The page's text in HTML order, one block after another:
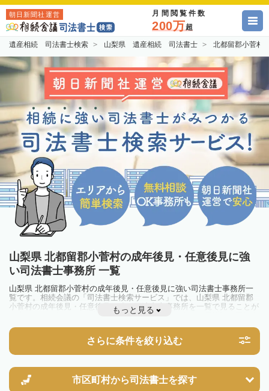
朝日新聞社運営 月間閲覧件数
200万超
遺産相続 司法書士検索 山梨県 遺産相続 司法書士 北都留郡小菅
山梨県 北都留郡小菅村の成年後見・任意後見に強
い司法書士事務所 一覧
山梨県 北都留郡小菅村の成年後見・任意後見に強い司法書士事務所一
覧です。相続会議の「司法書士検索サービス」では、山梨県 北都留郡
小菅村の成年後見・任意後見に強い司法書士事務所を一覧で見ることが
出来ます。相続のトラブルやお悩みを抱えている方は一度近隣の司法書
もっと見る
さらに条件を絞り込む
市区町村から司法書士を探す